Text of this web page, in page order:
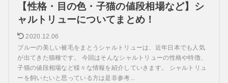
【性格・目の色・子猫の値段相場など】シ
ャルトリューについてまとめ！
2020.12.06
ブルーの美しい被毛をまとうシャルトリューは、近年日本でも人気
が出てきた猫種です。 今回はそんなシャルトリューの性格や特徴、
子猫の値段相場など様々な情報を紹介していきます。 シャルトリュ
ーを飼いたいと思っている方は是非参考...